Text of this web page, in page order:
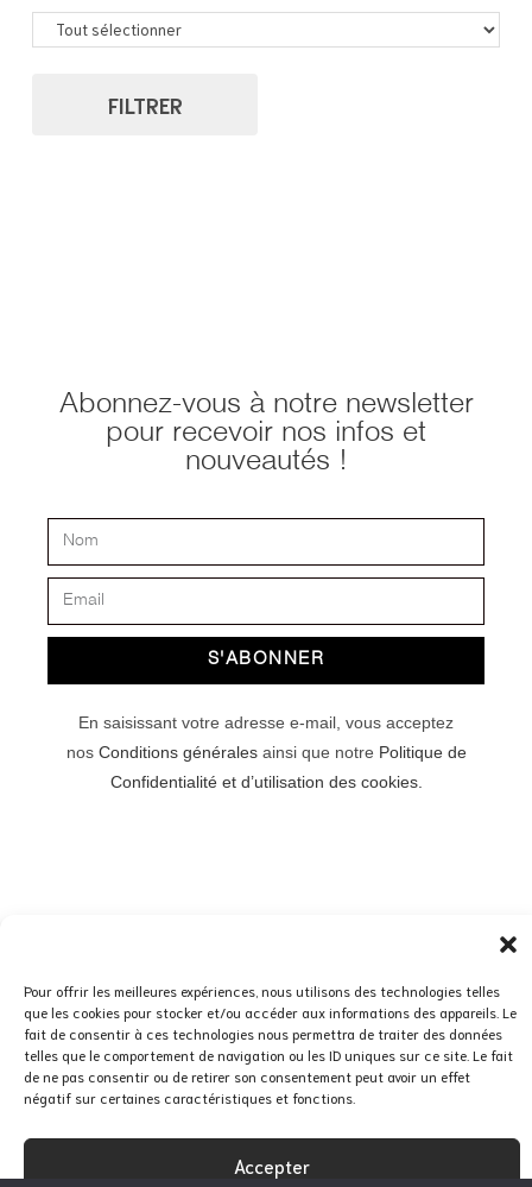
Pour offrir les meilleures expériences, nous utilisons des technologies telles
que les cookies pour stocker et/ou accéder aux informations des appareils. Le
fait de consentir à ces technologies nous permettra de traiter des données
telles que le comportement de navigation ou les ID uniques sur ce site. Le fait
de ne pas consentir ou de retirer son consentement peut avoir un effet
négatif sur certaines caractéristiques et fonctions.
Accepter
FILTRER
Abonnez-vous à notre newsletter
pour recevoir nos infos et
nouveautés !
S'ABONNER
En saisissant votre adresse e-mail, vous acceptez
nos Conditions généralesainsi que notre Politique de
Confidentialité et d’utilisation des cookies.
CGV CREDITS